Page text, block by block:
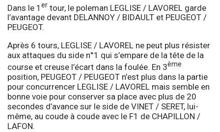
Dans le 1 er tour, le poleman LEGLISE / LAVOREL garde
l’avantage devant DELANNOY / BIDAULT et PEUGEOT /
PEUGEOT.
Après 6 tours, LEGLISE / LAVOREL ne peut plus résister
aux attaques du side n°1 qui s’empare de la tête de la
course et creuse l’écart dans la foulée. En 3ème
position, PEUGEOT / PEUGEOT n’est plus dans la partie
pour concurrencer LEGLISE / LAVOREL mais semble en
bonne voie pour conserver sa place avec plus de 20
secondes d’avance sur le side de VINET / SERET, lui-
même, au coude à coude avec le F1 de CHAPILLON /
LAFON.